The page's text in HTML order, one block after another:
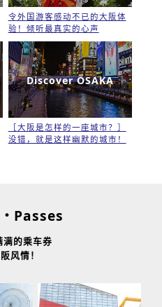
令外国游客感动不已的大阪体
验！倾听最真实的心声
Discover OSAKA
［大阪是怎样的一座城市？］
没错，就是这样幽默的城市！
Passes
满的乘车券
风情！